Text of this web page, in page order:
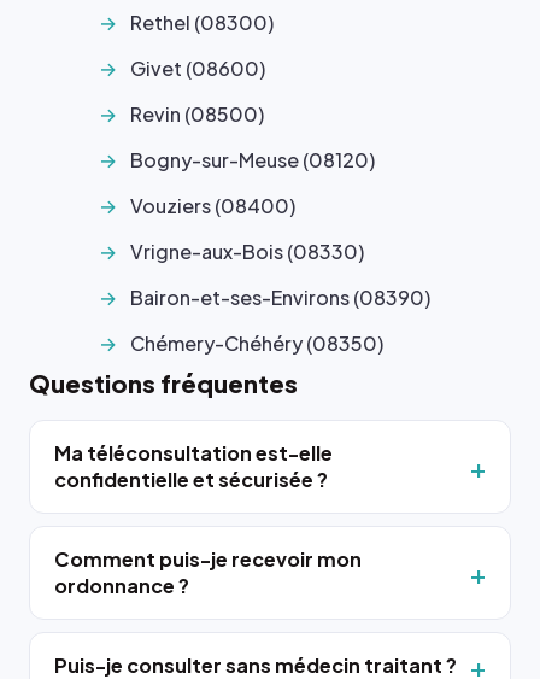
Rethel (08300)
Givet (08600)
Revin (08500)
Bogny-sur-Meuse (08120)
Vouziers (08400)
Vrigne-aux-Bois (08330)
Bairon-et-ses-Environs (08390)
Chémery-Chéhéry (08350)
Questions fréquentes
Ma téléconsultation est-elle
confidentielle et sécurisée ?
Comment puis-je recevoir mon
ordonnance ?
Puis-je consulter sans médecin traitant ?